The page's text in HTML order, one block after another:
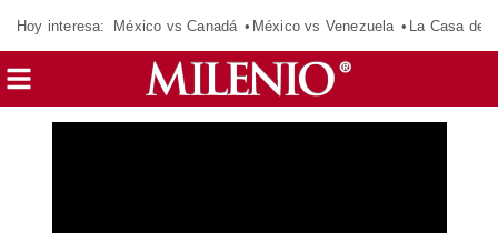
Hoy interesa: México vs Canadá México vs Venezuela La Casa de